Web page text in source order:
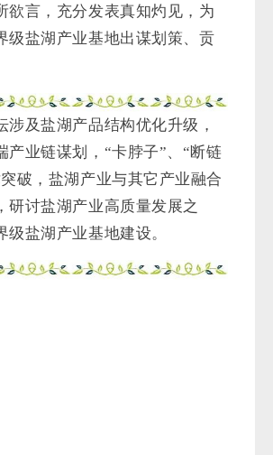
欲言，充分发表真知灼见，为
级盐湖产业基地出谋划策、贡
及盐湖产品结构优化升级，
产业链谋划， “卡脖子”、 “断链
破，盐湖产业与其它产业融合
研讨盐湖产业高质量发展之
级盐湖产业基地建设。